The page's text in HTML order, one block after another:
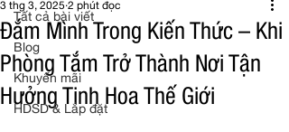
Tất cả bài viết
Blog
Khuyến mãi
HDSD & Lắp đặt
Đắm Mình Trong Kiến Thức – Khi
Phòng Tắm Trở Thành Nơi Tận
Hưởng Tinh Hoa Thế Giới
3 thg 3, 2025 2 phút đọc